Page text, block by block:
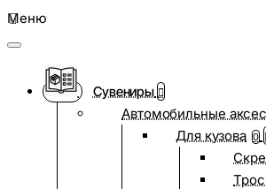
Меню
Сувениры
Автомобильные
Для кузова 0